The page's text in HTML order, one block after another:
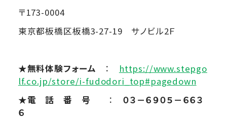
〒173-0004
東京都板橋区板橋3-27-19 サノビル2Ｆ
★無料体験フォーム ： https://www.stepgo
lf.co.jp/store/i-fudodori_top#pagedown
★電 話 番 号
： ０３－６９０５－６６３
６